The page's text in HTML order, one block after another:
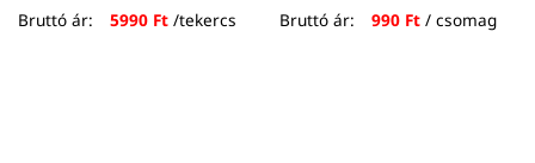
Bruttó ár:
5990 Ft/tekercs
Bruttó ár:
990 Ft/ csomag